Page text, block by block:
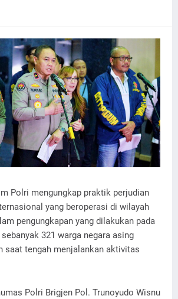
Polri mengungkap praktik perjudian
yang beroperasi di wilayah
pengungkapan yang dilakukan pada
321 warga negara asing
saat tengah menjalankan aktivitas
Polri Brigjen Pol. Trunoyudo Wisnu